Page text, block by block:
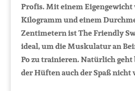
Profis. Mit einem Eigengewicht
Kilogramm und einem
Zentimetern ist The Friendly
ideal, um die Muskulatur an
Po zu trainieren. Natürlich geht
der Hüften auch der Spaß nicht